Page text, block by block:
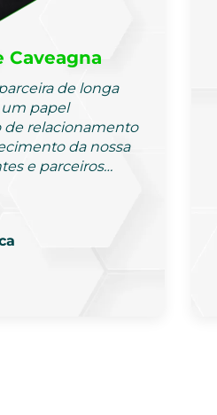
Caveagna
de longa
papel
relacionamento
da nossa
e parceiros…